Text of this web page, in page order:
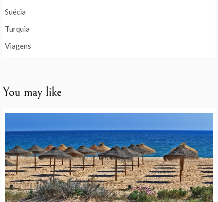
Suécia
Turquia
Viagens
You may like